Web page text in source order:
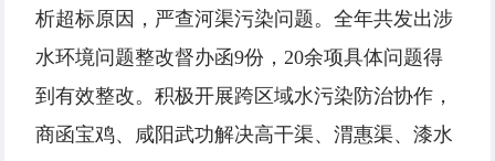
析超标原因，严查河渠污染问题。全年共发出涉
水环境问题整改督办函9份，20余项具体问题得
到有效整改。积极开展跨区域水污染防治协作，
商函宝鸡、咸阳武功解决高干渠、渭惠渠、漆水